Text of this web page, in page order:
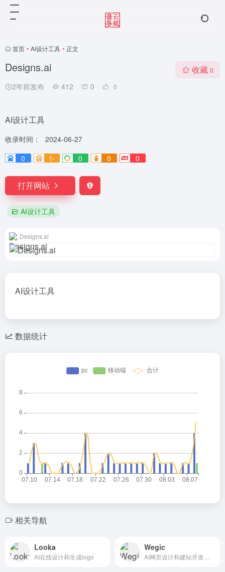
首页 • AI设计工具 • 正文
Designs.ai
2年前发布 412 0 0
收藏 0
AI设计工具
收录时间：
2024-06-27
0
1- 0 0 0
打开网站
AI设计工具
Designs.ai
AI设计工具
数据统计
相关导航
Looka
AI在线设计和生成logo
Wegic